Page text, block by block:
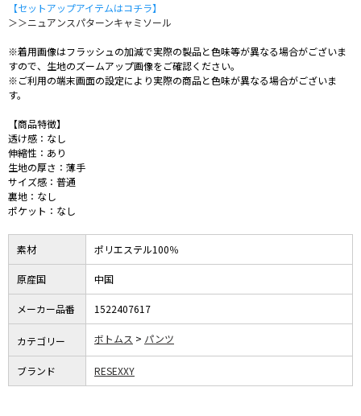
【セットアップアイテムはコチラ】
＞＞ニュアンスパターンキャミソール
※着用画像はフラッシュの加減で実際の製品と色味等が異なる場合がございま
すので、生地のズームアップ画像をご確認ください。
※ご利用の端末画面の設定により実際の商品と色味が異なる場合がございま
す。
【商品特徴】
透け感：なし
伸縮性：あり
生地の厚さ：薄手
サイズ感：普通
裏地：なし
ポケット：なし
素材 ポリエステル100％
原産国 中国
メーカー品番 1522407617
カテゴリー ボトムス パンツ
ブランド RESEXXY